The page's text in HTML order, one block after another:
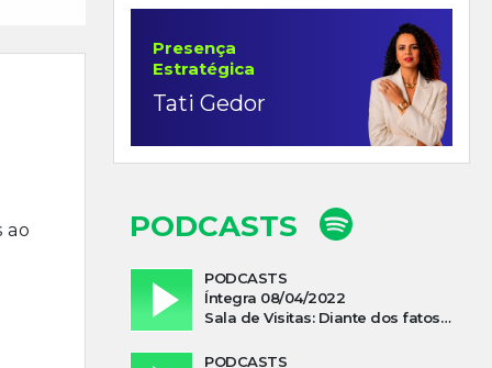
ao
Presença
Estratégica
Tati Gedor
PODCASTS
PODCASTS
Íntegra 08/04/2022
Sala de Visitas: Diante dos fatos que influenciam a economia o que podemos esperar de 2022
PODCASTS